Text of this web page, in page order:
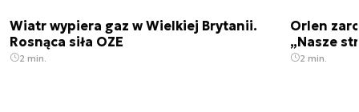
Wiatr wypiera gaz w Wielkiej Brytanii.
Rosnąca siła OZE
2 min.
Orlen
„Nasze
2 min.